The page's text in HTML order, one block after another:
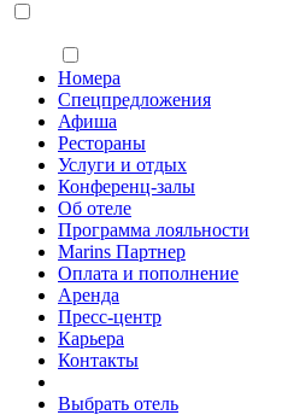
Номера
Спецпредложения
Афиша
Рестораны
Услуги и отдых
Конференц-залы
Об отеле
Программа лояльности
Marins Партнер
Оплата и пополнение
Аренда
Пресс-центр
Карьера
Контакты
Выбрать отель